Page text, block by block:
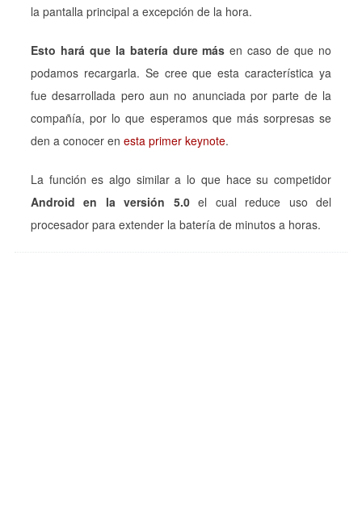
la pantalla principal a excepción de la hora.
Esto hará que la batería dure más en caso de que no
podamos recargarla. Se cree que esta característica ya
fue desarrollada pero aun no anunciada por parte de la
compañía, por lo que esperamos que más sorpresas se
den a conocer en esta primer keynote.
La función es algo similar a lo que hace su competidor
Android en la versión 5.0el cual reduce uso del
procesador para extender la batería de minutos a horas.